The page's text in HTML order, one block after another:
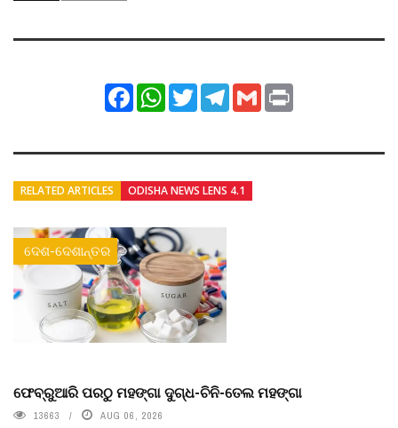
FacebookWhatsApp
TwitterTelegram
Gmail
RELATED ARTICLES ODISHA NEWS LENS 4.1
ଦେଶ-ଦେଶାନ୍ତର
ଫେବ୍ରୁଆରି ପରଠୁ ମହଙ୍ଗା ଦୁଗ୍ଧ-ଚିନି-ତେଲ ମହଙ୍ଗା
13663 AUG 06, 2026